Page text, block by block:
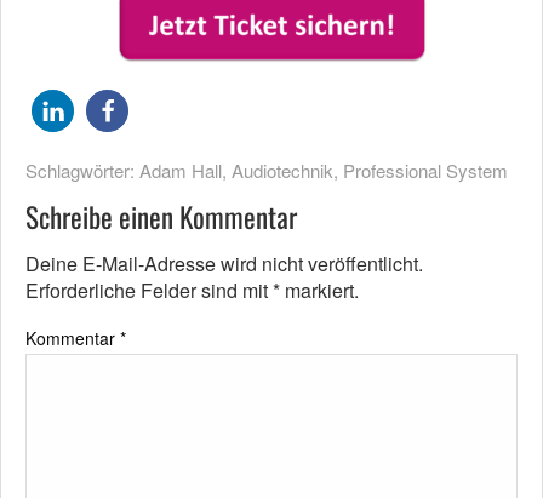
Schlagwörter: Adam Hall, Audiotechnik, Professional System
Schreibe einen Kommentar
Deine E-Mail-Adresse wird nicht veröffentlicht.
Erforderliche Felder sind mit* markiert.
Kommentar *